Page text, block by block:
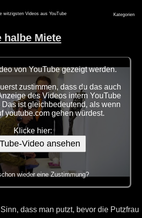
witzigsten Videos aus YouTube Kategorien
halbe Miete
von YouTube gezeigt werden.
zustimmen, dass du das auch
des Videos intern YouTube
ist gleichbedeutend, als wenn
youtube.com gehen würdest.
Klicke hier:
Video ansehen
wieder eine Zustimmung?
dass man putzt, bevor die Putzfrau